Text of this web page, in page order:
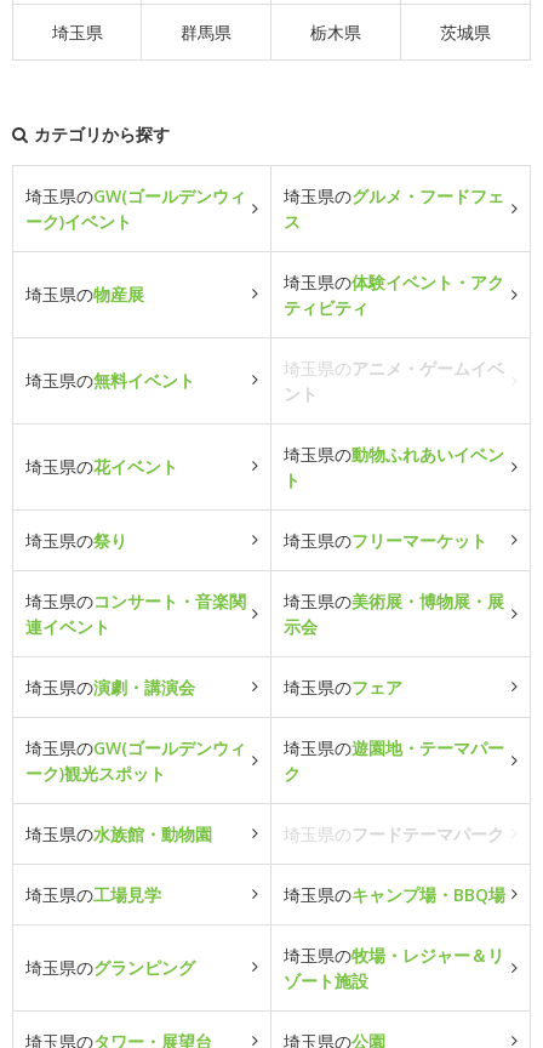
埼玉県 群馬県 栃木県 茨城県
カテゴリから探す
埼玉県のGW(ゴールデンウィ
ーク)イベント
埼玉県のグルメ・フードフェ
ス
埼玉県の物産展
埼玉県の体験イベント・アク
ティビティ
埼玉県の無料イベント
埼玉県のアニメ・ゲームイベ
ント
埼玉県の花イベント
埼玉県の動物ふれあいイベン
ト
埼玉県の祭り 埼玉県のフリーマーケット
埼玉県のコンサート・音楽関
連イベント
埼玉県の美術展・博物展・展
示会
埼玉県の演劇・講演会 埼玉県のフェア
埼玉県のGW(ゴールデンウィ
ーク)観光スポット
埼玉県の遊園地・テーマパー
ク
埼玉県の水族館・動物園 埼玉県のフードテーマパーク
埼玉県の工場見学 埼玉県のキャンプ場・BBQ場
埼玉県のグランピング
埼玉県の牧場・レジャー＆リ
ゾート施設
埼玉県のタワー・展望台 埼玉県の公園